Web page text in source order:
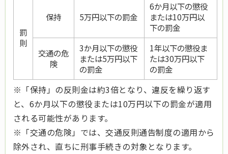
罰
則
保持 5万円以下の罰金
6か月以下の懲役
または10万円以
下の罰金
交通の危
険
3か月以下の懲役
または5万円以下
の罰金
1年以下の懲役ま
たは30万円以下
の罰金
※「保持」の反則金は約3倍となり、違反を繰り返す
と、6か月以下の懲役または10万円以下の罰金が適用
される可能性があります。
※「交通の危険」では、交通反則通告制度の適用から
除外され、直ちに刑事手続きの対象となります。